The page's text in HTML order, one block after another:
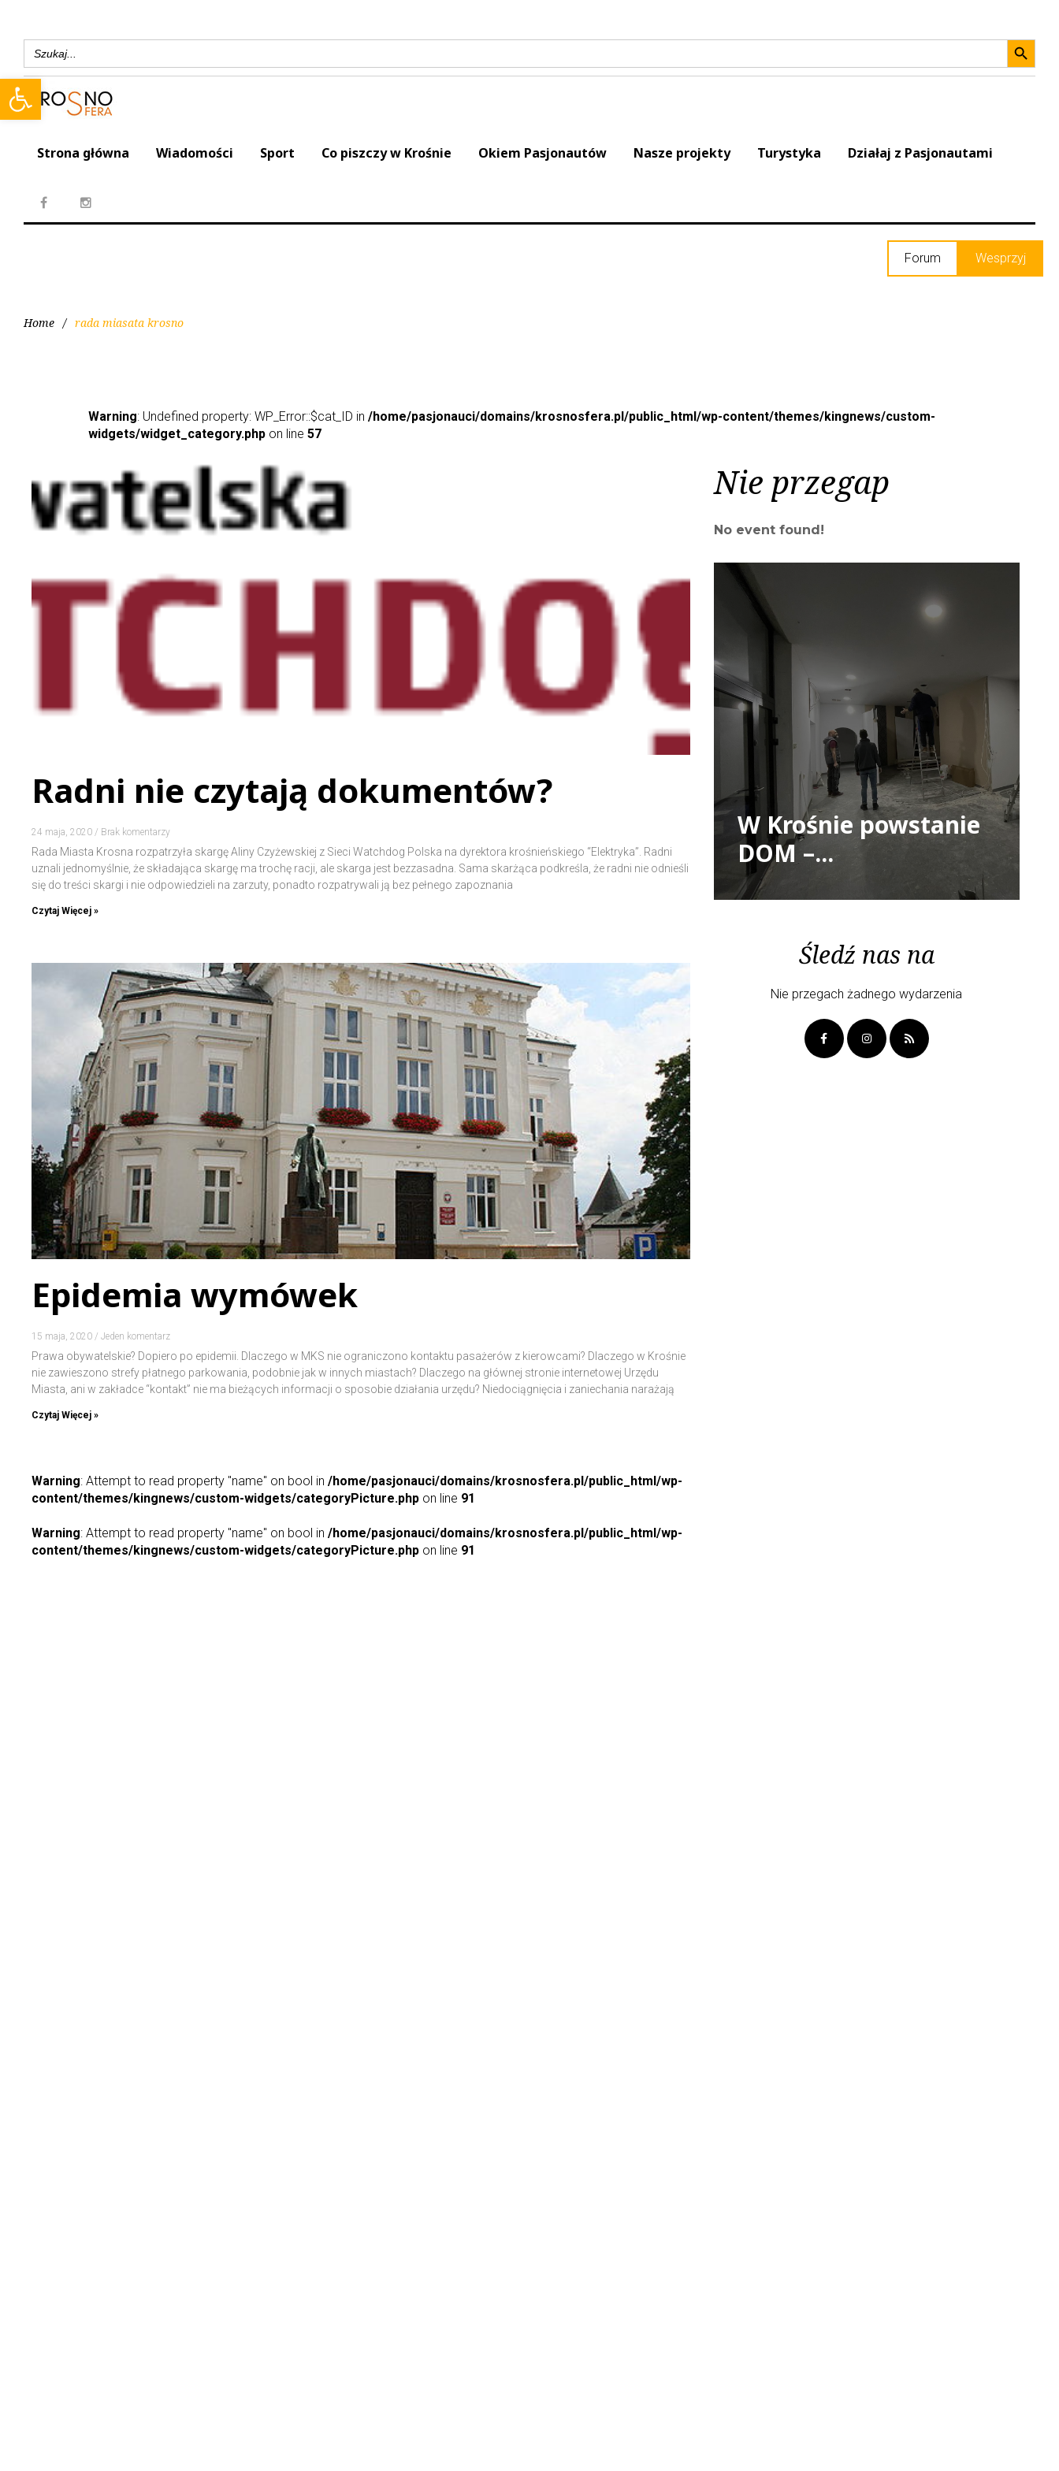
Open toolbar
Search
for:
Search
Strona główna Wiadomości Sport Co piszczy w Krośnie Okiem Pasjonautów Nasze projekty Turystyka Działaj z Pasjonautami
Forum Wesprzyj
Home / rada miasata krosno
Warning: Undefined property: WP_Error::$cat_ID in /home/pasjonauci/domains/krosnosfera.pl/public_html/wp-content/themes/kingnews/custom-
widgets/widget_category.php on line 57
Radni nie czytają dokumentów?
24 maja, 2020 Brak komentarzy
Rada Miasta Krosna rozpatrzyła skargę Aliny Czyżewskiej z Sieci Watchdog Polska na dyrektora krośnieńskiego “Elektryka”. Radni
uznali jednomyślnie, że składająca skargę ma trochę racji, ale skarga jest bezzasadna. Sama skarżąca podkreśla, że radni nie odnieśli
się do treści skargi i nie odpowiedzieli na zarzuty, ponadto rozpatrywali ją bez pełnego zapoznania
Czytaj Więcej »
Epidemia wymówek
15 maja, 2020 Jeden komentarz
Prawa obywatelskie? Dopiero po epidemii. Dlaczego w MKS nie ograniczono kontaktu pasażerów z kierowcami? Dlaczego w Krośnie
nie zawieszono strefy płatnego parkowania, podobnie jak w innych miastach? Dlaczego na głównej stronie internetowej Urzędu
Miasta, ani w zakładce “kontakt” nie ma bieżących informacji o sposobie działania urzędu? Niedociągnięcia i zaniechania narażają
Czytaj Więcej »
Warning: Attempt to read property "name" on bool in /home/pasjonauci/domains/krosnosfera.pl/public_html/wp-
content/themes/kingnews/custom-widgets/categoryPicture.php on line 91
Warning: Attempt to read property "name" on bool in /home/pasjonauci/domains/krosnosfera.pl/public_html/wp-
content/themes/kingnews/custom-widgets/categoryPicture.php on line 91
Nie przegap
No event found!
W Krośnie powstanie
DOM –...
Śledź nas na
Nie przegach żadnego wydarzenia